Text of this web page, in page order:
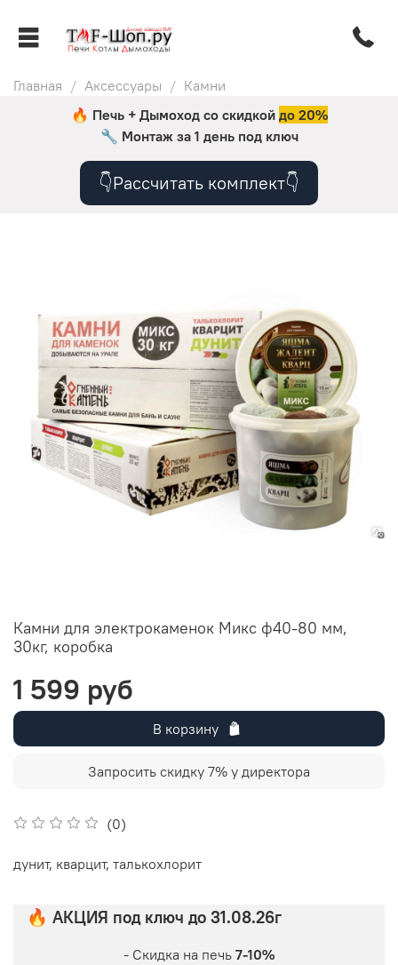
Главная Аксессуары
Камни
🔥 Печь + Дымоход со скидкой до 20%
🔧 Монтаж за 1 день под ключ
👇Рассчитать комплект👇
Камни для электрокаменок Микс ф40-80 мм,
30кг, коробка
(0)
1 599 руб
В корзину
Запросить скидку 7% у директора
дунит, кварцит, талькохлорит
🔥 АКЦИЯ под ключ до 31.08.26г
- Скидка на печь 7-10%